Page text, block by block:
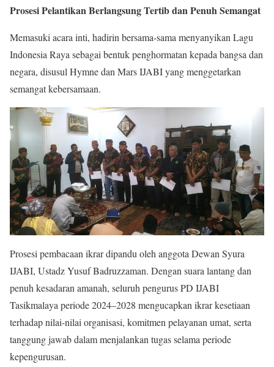
Prosesi Pelantikan Berlangsung Tertib dan Penuh Semangat
Memasuki acara inti, hadirin bersama-sama menyanyikan Lagu
Indonesia Raya sebagai bentuk penghormatan kepada bangsa dan
negara, disusul Hymne dan Mars IJABI yang menggetarkan
semangat kebersamaan.
Prosesi pembacaan ikrar dipandu oleh anggota Dewan Syura
IJABI, Ustadz Yusuf Badruzzaman. Dengan suara lantang dan
penuh kesadaran amanah, seluruh pengurus PD IJABI
Tasikmalaya periode 2024–2028 mengucapkan ikrar kesetiaan
terhadap nilai-nilai organisasi, komitmen pelayanan umat, serta
tanggung jawab dalam menjalankan tugas selama periode
kepengurusan.